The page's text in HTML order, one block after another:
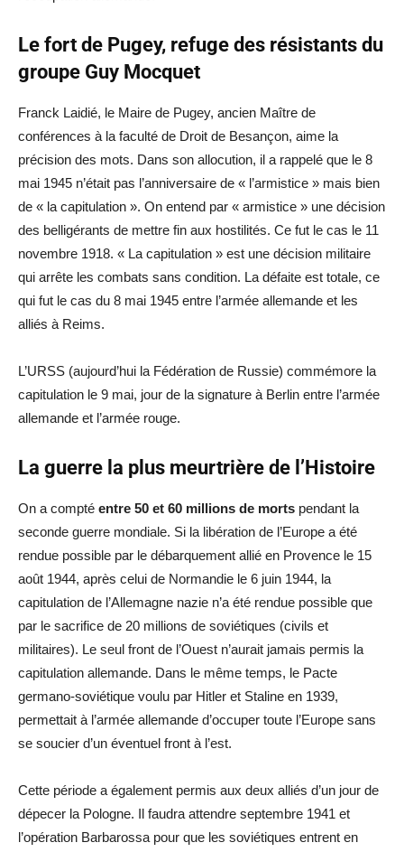
Le fort de Pugey, refuge des résistants du
groupe Guy Mocquet
Franck Laidié, le Maire de Pugey, ancien Maître de
conférences à la faculté de Droit de Besançon, aime la
précision des mots. Dans son allocution, il a rappelé que le 8
mai 1945 n’était pas l’anniversaire de « l’armistice » mais bien
de « la capitulation ». On entend par « armistice » une décision
des belligérants de mettre fin aux hostilités. Ce fut le cas le 11
novembre 1918. « La capitulation » est une décision militaire
qui arrête les combats sans condition. La défaite est totale, ce
qui fut le cas du 8 mai 1945 entre l’armée allemande et les
alliés à Reims.
L’URSS (aujourd’hui la Fédération de Russie) commémore la
capitulation le 9 mai, jour de la signature à Berlin entre l’armée
allemande et l’armée rouge.
La guerre la plus meurtrière de l’Histoire
On a compté entre 50 et 60 millions de morts pendant la
seconde guerre mondiale. Si la libération de l’Europe a été
rendue possible par le débarquement allié en Provence le 15
août 1944, après celui de Normandie le 6 juin 1944, la
capitulation de l’Allemagne nazie n’a été rendue possible que
par le sacrifice de 20 millions de soviétiques (civils et
militaires). Le seul front de l’Ouest n’aurait jamais permis la
capitulation allemande. Dans le même temps, le Pacte
germano-soviétique voulu par Hitler et Staline en 1939,
permettait à l’armée allemande d’occuper toute l’Europe sans
se soucier d’un éventuel front à l’est.
Cette période a également permis aux deux alliés d’un jour de
dépecer la Pologne. Il faudra attendre septembre 1941 et
l’opération Barbarossa pour que les soviétiques entrent en